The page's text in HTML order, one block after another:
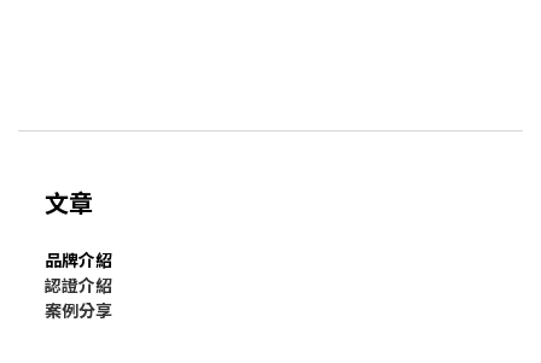
文章
品牌介紹
認證介紹
案例分享